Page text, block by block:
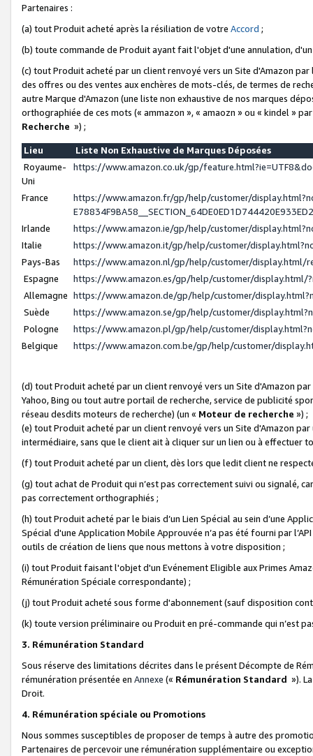
Partenaires :
(a) tout Produit acheté après la résiliation de votre Accord ;
(b) toute commande de Produit ayant fait l'objet d'une annulation,
(c) tout Produit acheté par un client renvoyé vers un Site d'Amazon
des offres ou des ventes aux enchères de mots-clés, de termes de
autre Marque d'Amazon (une liste non exhaustive de nos marques
orthographiée de ces mots (« ammazon », « amaozn » ou « kindel »
Recherche ») ;
Lieu
Liste Non Exhaustive de Marques Déposées
Royaume-
Uni
https://www.amazon.co.uk/gp/
France
https://www.amazon.fr/gp/help/customer/
Irlande
https://www.amazon.ie/gp/help/customer/
Italie
https://www.amazon.it/gp/help/customer/
Pays-Bas
https://www.amazon.nl/gp/help/customer/display.html/
Espagne
https://www.amazon.es/gp/help/customer/display.html/
Allemagne https://www.amazon.de/gp/help/customer/
Suède
https://www.amazon.se/gp/help/customer/
Pologne
https://www.amazon.pl/gp/help/customer/
Belgique
https://www.amazon.com.be/gp/help/customer/
(d) tout Produit acheté par un client renvoyé vers un Site d'Amazon
Yahoo, Bing ou tout autre portail de recherche, service de publicité
réseau desdits moteurs de recherche) (un « Moteur de recherche ») ;
(e) tout Produit acheté par un client renvoyé vers un Site d'Amazon
intermédiaire, sans que le client ait à cliquer sur un lien ou à
(f) tout Produit acheté par un client, dès lors que ledit client ne
(g) tout achat de Produit qui n’est pas correctement suivi ou signalé,
pas correctement orthographiés ;
(h) tout Produit acheté par le biais d’un Lien Spécial au sein d’une
Spécial d'une Application Mobile Approuvée n’a pas été fourni par
outils de création de liens que nous mettons à votre disposition ;
(i) tout Produit faisant l'objet d'un Evénement Eligible aux Primes
Rémunération Spéciale correspondante) ;
(j) tout Produit acheté sous forme d'abonnement (sauf disposition
(k) toute version préliminaire ou Produit en pré-commande qui n’est
3. Rémunération Standard
Sous réserve des limitations décrites dans le présent Décompte de
rémunération présentée en Annexe (« Rémunération Standard »).
Droit.
4. Rémunération spéciale ou Promotions
Nous sommes susceptibles de proposer de temps à autre des
Partenaires de percevoir une rémunération supplémentaire ou